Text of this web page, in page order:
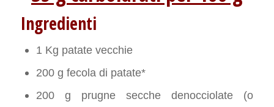
Ingredienti
1 Kg patate vecchie
200 g fecola di patate*
200 g prugne secche denocciolate (o